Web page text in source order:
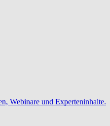
Webinare und Experteninhalte.